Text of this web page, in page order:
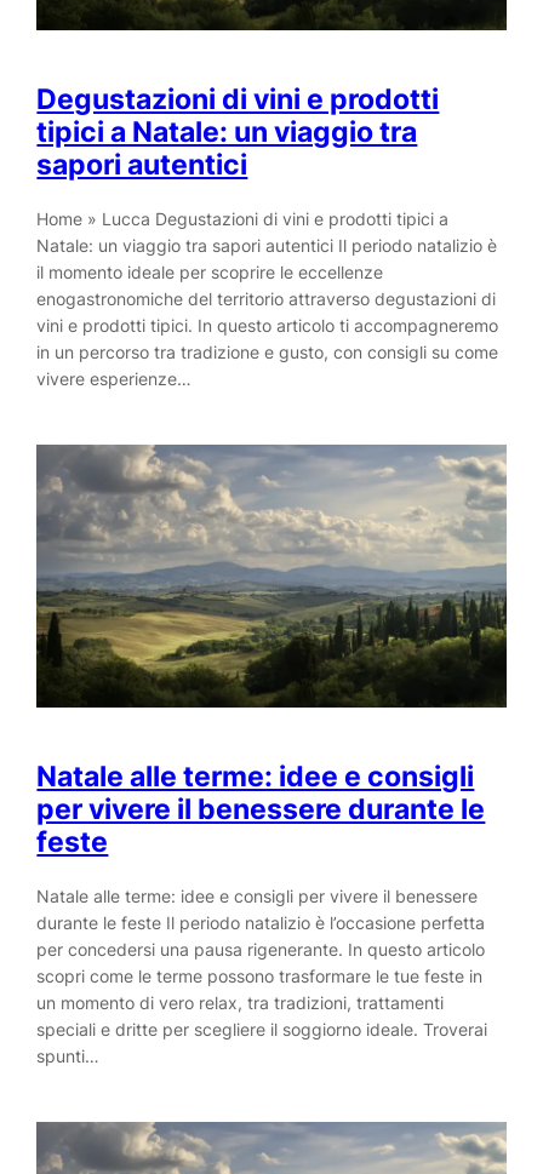
Degustazioni di vini e prodotti
tipici a Natale: un viaggio tra
sapori autentici
Home » Lucca Degustazioni di vini e prodotti tipici a
Natale: un viaggio tra sapori autentici Il periodo natalizio è
il momento ideale per scoprire le eccellenze
enogastronomiche del territorio attraverso degustazioni di
vini e prodotti tipici. In questo articolo ti accompagneremo
in un percorso tra tradizione e gusto, con consigli su come
vivere esperienze…
Natale alle terme: idee e consigli
per vivere il benessere durante le
feste
Natale alle terme: idee e consigli per vivere il benessere
durante le feste Il periodo natalizio è l’occasione perfetta
per concedersi una pausa rigenerante. In questo articolo
scopri come le terme possono trasformare le tue feste in
un momento di vero relax, tra tradizioni, trattamenti
speciali e dritte per scegliere il soggiorno ideale. Troverai
spunti…